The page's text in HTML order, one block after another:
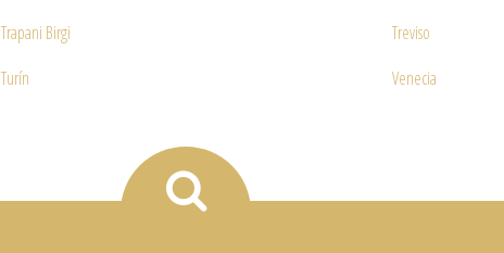
Trapani Birgi
Treviso
Turín
Venecia